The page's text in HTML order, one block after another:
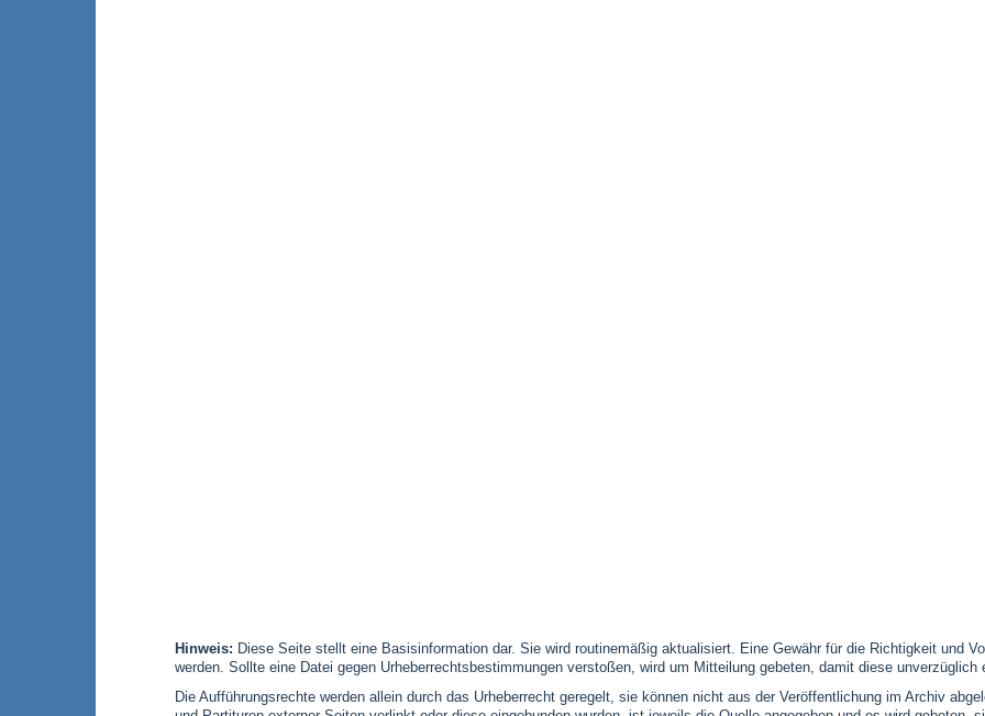
Hinweis: Diese Seite stellt eine Basisinformation dar. Sie wird routinemäßig aktualisiert. Eine Gewähr für die Richtigkeit und
werden. Sollte eine Datei gegen Urheberrechtsbestimmungen verstoßen, wird um Mitteilung gebeten, damit diese unverzüglich
Die Aufführungsrechte werden allein durch das Urheberrecht geregelt, sie können nicht aus der Veröffentlichung im Archiv